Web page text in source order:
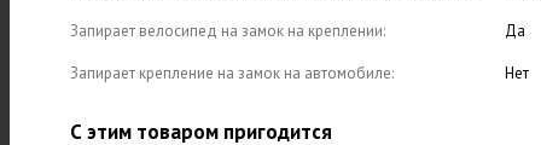
Запирает велосипед на замок на креплении: Да
Запирает крепление на замок на автомобиле: Нет
С этим товаром пригодится